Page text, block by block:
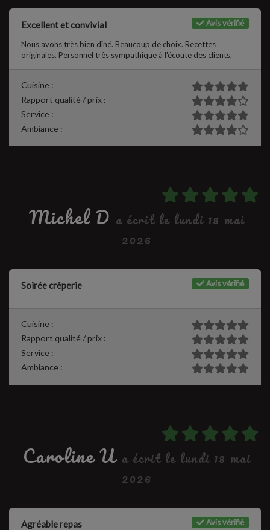
Avis vérifié
Excellent et convivial
Nous avons très bien dîné. Beaucoup de choix. Recettes
originales. Personnel très sympathique à l'écoute des clients.
Cuisine :
Rapport qualité / prix :
Service :
Ambiance :
Michel D a écrit le lundi 18 mai
2026
Avis vérifié
Soirée crêperie
Cuisine :
Rapport qualité / prix :
Service :
Ambiance :
Caroline U a écrit le lundi 18 mai
2026
Avis vérifié
Agréable repas